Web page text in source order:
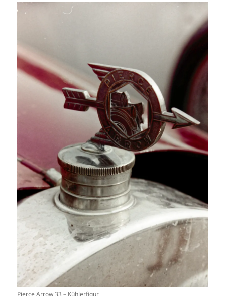
Pierce Arrow 33 – Kühlerfigur